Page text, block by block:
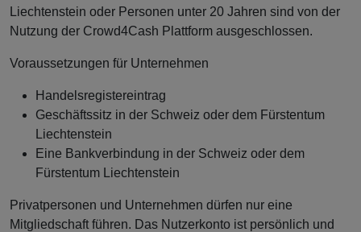
Liechtenstein oder Personen unter 20 Jahren sind von der
Nutzung der Crowd4Cash Plattform ausgeschlossen.
Voraussetzungen für Unternehmen
Handelsregistereintrag
Geschäftssitz in der Schweiz oder dem Fürstentum
Liechtenstein
Eine Bankverbindung in der Schweiz oder dem
Fürstentum Liechtenstein
Privatpersonen und Unternehmen dürfen nur eine
Mitgliedschaft führen. Das Nutzerkonto ist persönlich und